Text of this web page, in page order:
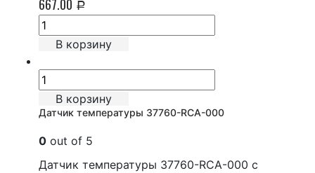
667.00 Р
В корзину
В корзину
Датчик температуры 37760-RCA-000
0 out of 5
Датчик температуры 37760-RCA-000 с